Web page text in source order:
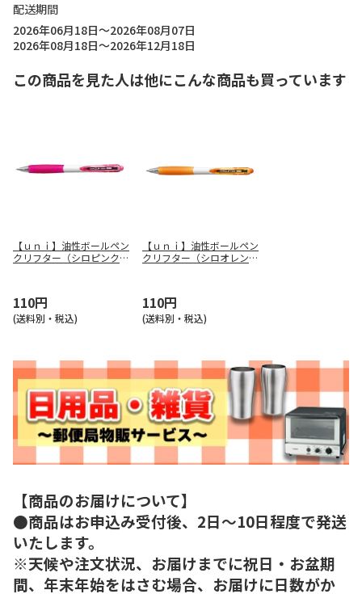
配送期間
2026年06月18日～2026年08月07日
2026年08月18日～2026年12月18日
この商品を見た人は他にこんな商品も買っています
【ｕｎｉ】油性ボールペン
クリフター（シロピンク）
110円
(送料別・税込)
【ｕｎｉ】油性ボールペン
クリフター（シロオレン
110円
(送料別・税込)
【商品のお届けについて】
●商品はお申込み受付後、2日～10日程度で発送
いたします。
※天候や注文状況、お届けまでに祝日・お盆期
間、年末年始をはさむ場合、お届けに日数がか